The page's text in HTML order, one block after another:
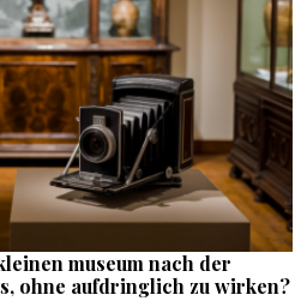
museum nach der
ohne aufdringlich zu wirken?